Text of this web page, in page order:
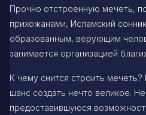
Прочно отстроенную мечеть,
прихожанами, Исламский
образованным, верующим
занимается организацией
К чему снится строить
шанс создать нечто великое.
предоставившуюся